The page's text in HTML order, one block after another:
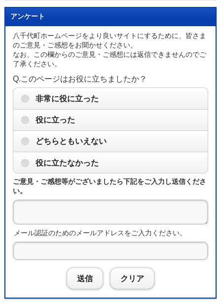
アンケート
八千代町ホームページをより良いサイトにするために、皆さま
のご意見・ご感想をお聞かせください。
なお、この欄からのご意見・ご感想には返信できませんのでご
了承ください。
Q.このページはお役に立ちましたか？
非常に役に立った
役に立った
どちらともいえない
役に立たなかった
ご意見・ご感想等がございましたら下記をご入力し送信くださ
い。
メール認証のためのメールアドレスをご入力ください。
送信 クリア